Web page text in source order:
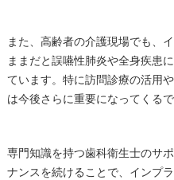
また、高齢者の介護現場でも、
ままだと誤嚥性肺炎や全身疾患
ています。特に訪問診療の活用
は今後さらに重要になってくるで
専門知識を持つ歯科衛生士のサ
ナンスを続けることで、インプ